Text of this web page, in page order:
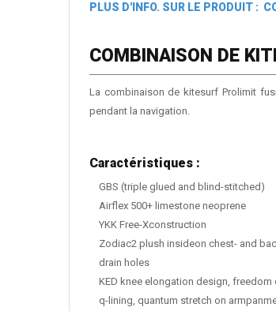
PLUS D'INFO. SUR LE PRODUIT :
COMBINAISON DE
La combinaison de kitesurf Prolimit
pendant la navigation.
Caractéristiques :
GBS (triple glued and blind-stitched)
Airflex 500+ limestone neoprene
YKK Free-Xconstruction
Zodiac2 plush insideon chest- and
drain holes
KED knee elongation design, freedom
q-lining, quantum stretch on